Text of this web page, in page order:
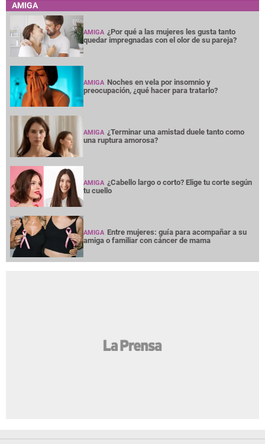
AMIGA
AMIGA ¿Por qué a las mujeres les gusta tanto
quedar impregnadas con el olor de su pareja?
AMIGA Noches en vela por insomnio y
preocupación, ¿qué hacer para tratarlo?
AMIGA ¿Terminar una amistad duele tanto como
una ruptura amorosa?
AMIGA ¿Cabello largo o corto? Elige tu corte según
tu cuello
AMIGA Entre mujeres: guía para acompañar a su
amiga o familiar con cáncer de mama